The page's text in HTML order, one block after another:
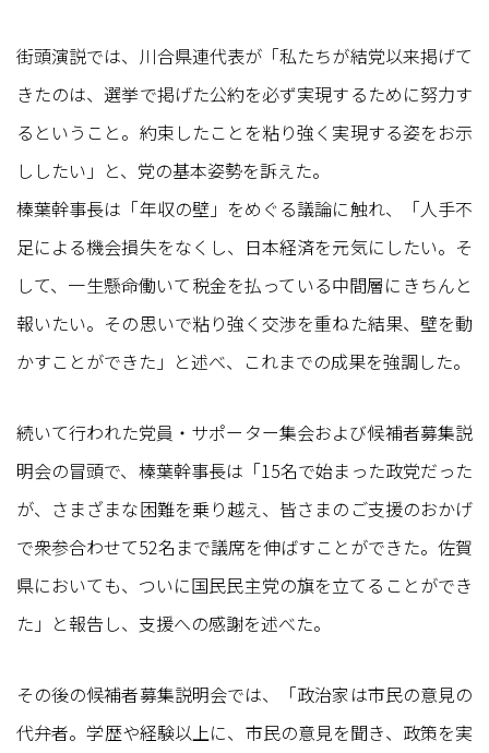
街頭演説では、川合県連代表が「私たちが結党以来掲げて
きたのは、選挙で掲げた公約を必ず実現するために努力す
るということ。約束したことを粘り強く実現する姿をお示
ししたい」と、党の基本姿勢を訴えた。
榛葉幹事長は「年収の壁」をめぐる議論に触れ、「人手不
足による機会損失をなくし、日本経済を元気にしたい。そ
して、一生懸命働いて税金を払っている中間層にきちんと
報いたい。その思いで粘り強く交渉を重ねた結果、壁を動
かすことができた」と述べ、これまでの成果を強調した。
続いて行われた党員・サポーター集会および候補者募集説
明会の冒頭で、榛葉幹事長は「15名で始まった政党だった
が、さまざまな困難を乗り越え、皆さまのご支援のおかげ
で衆参合わせて52名まで議席を伸ばすことができた。佐賀
県においても、ついに国民民主党の旗を立てることができ
た」と報告し、支援への感謝を述べた。
その後の候補者募集説明会では、「政治家は市民の意見の
代弁者。学歴や経験以上に、市民の意見を聞き、政策を実